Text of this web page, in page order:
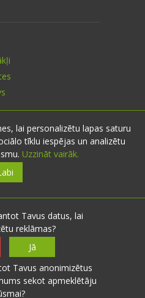
lai personalizētu lapas saturu
tīklu iespējas un analizētu
Uzzināt vairāk.
Tavus datus, lai
reklāmas?
Jā
Tavus anonimizētus
sekot apmeklētāju